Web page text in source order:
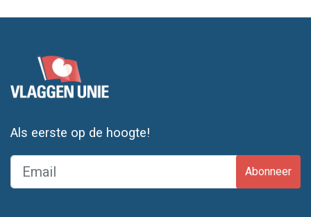
Als eerste op de hoogte!
Abonneer